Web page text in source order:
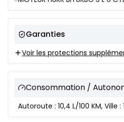
Garanties
Voir les protections
Consommation /
Autoroute : 10,4 L/100 KM, Ville :